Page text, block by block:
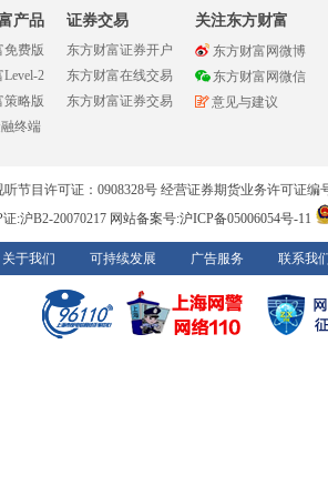
产品
免费版
2
策略版
融终端
证券交易
东方财富证券开户
东方财富在线交易
东方财富证券交易
关注东方财富
东方财富网微博
东方财富网微信
意见与建议
节目许可证：0908328号 经营证券期货业务许可证编
:沪B2-20070217 网站备案号:沪ICP备05006054号-11
关于我们 可持续发展 广告服务 联系我